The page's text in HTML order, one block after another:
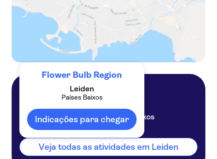
Flower Bulb Region
Leiden
Países Baixos
Indicações para chegarPaíses Baixos
Veja todas as atividades em Leiden